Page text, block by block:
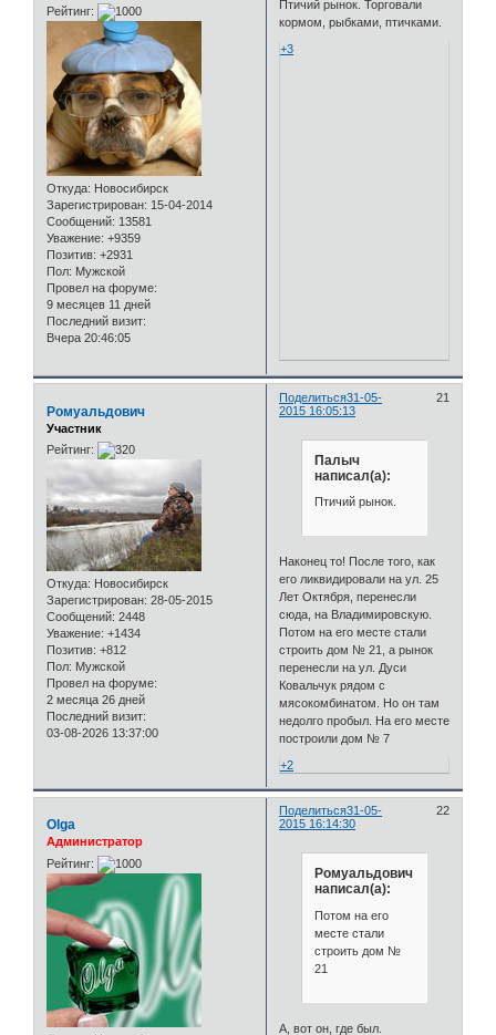
Рейтинг:
Откуда: Новосибирск
Зарегистрирован: 15-04-2014
Сообщений: 13581
Уважение: +9359
Позитив: +2931
Пол: Мужской
Провел на форуме:
9 месяцев 11 дней
Последний визит:
Вчера 20:46:05
Птичий рынок. Торговали
кормом, рыбками, птичками.
+3
Поделиться 21
31-05-
2015 16:05:13
Ромуальдович
Участник
Рейтинг:
Откуда: Новосибирск
Зарегистрирован: 28-05-2015
Сообщений: 2448
Уважение: +1434
Позитив: +812
Пол: Мужской
Провел на форуме:
2 месяца 26 дней
Последний визит:
03-08-2026 13:37:00
Палыч
написал(а):
Птичий рынок.
Наконец то! После того, как
его ликвидировали на ул. 25
Лет Октября, перенесли
сюда, на Владимировскую.
Потом на его месте стали
строить дом № 21, а рынок
перенесли на ул. Дуси
Ковальчук рядом с
мясокомбинатом. Но он там
недолго пробыл. На его месте
построили дом № 7
+2
Поделиться 22
31-05-
2015 16:14:30
Olga
Администратор
Рейтинг:
Ромуальдович
написал(а):
Потом на его
месте стали
строить дом №
21
А, вот он, где был.